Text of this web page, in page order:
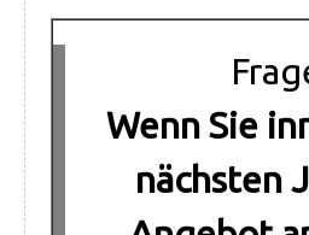
Wenn Sie
nächsten